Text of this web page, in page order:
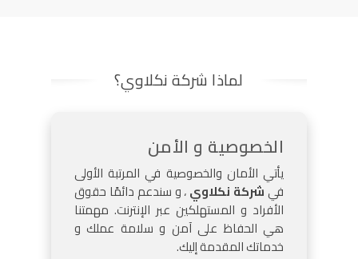
لماذا شركة نكلاوي؟
الخصوصية و الأمن
يأتي الأمان والخصوصية في المرتبة الأولى
فيشركة نكلاوي، و سندعم دائمًا حقوق
الأفراد و المستهلكين عبر الإنترنت. مهمتنا
هي الحفاظ على آمن و سلامة عملك و
خدماتك المقدمة إليك.